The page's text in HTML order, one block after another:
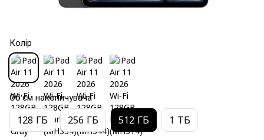
Колір
Об'єм накопичувача
128 ГБ 256 ГБ 512 ГБ 1 ТБ